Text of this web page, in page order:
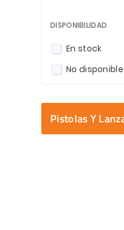
DISPONIBILIDAD
En stock
No disponible
Pistolas Y